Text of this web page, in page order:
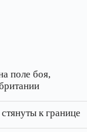
поле боя,
к границе